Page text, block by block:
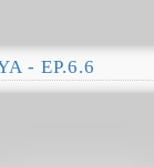
- EP.6.6